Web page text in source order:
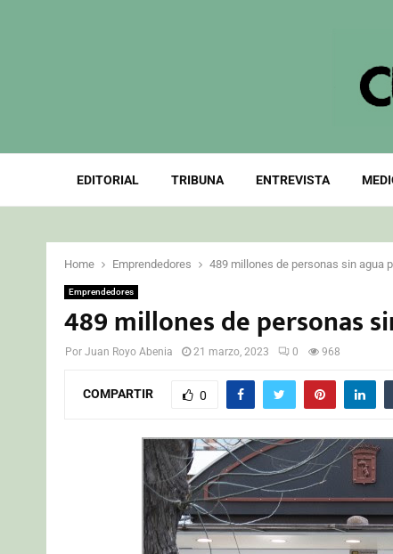
EDITORIAL TRIBUNA ENTREVISTA
Home Emprendedores 489 millones de personas sin agua
Emprendedores
489 millones de personas
Por Juan Royo Abenia 21 marzo, 2023 0 968
COMPARTIR 0